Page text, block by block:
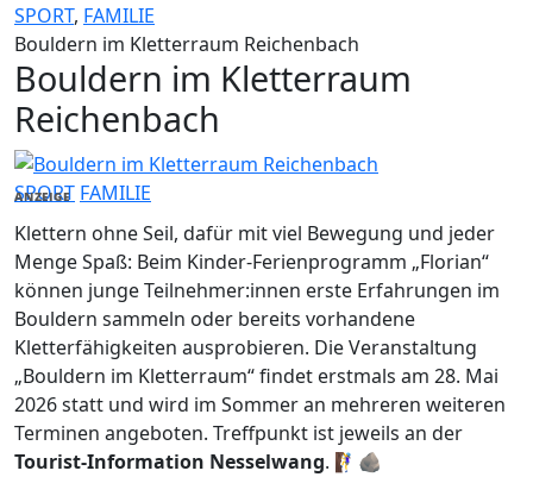
SPORT, FAMILIE
Bouldern im Kletterraum Reichenbach
Bouldern im Kletterraum
Reichenbach
SPORT FAMILIE
ANZEIGE
Klettern ohne Seil, dafür mit viel Bewegung und jeder
Menge Spaß: Beim Kinder-Ferienprogramm „Florian“
können junge Teilnehmer:innen erste Erfahrungen im
Bouldern sammeln oder bereits vorhandene
Kletterfähigkeiten ausprobieren. Die Veranstaltung
„Bouldern im Kletterraum“ findet erstmals am 28. Mai
2026 statt und wird im Sommer an mehreren weiteren
Terminen angeboten. Treffpunkt ist jeweils an der
Tourist-Information Nesselwang. 🧗‍♀️🪨